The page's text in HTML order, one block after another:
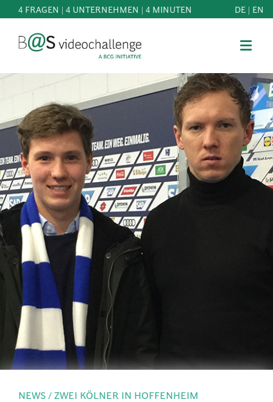
4 FRAGEN | 4 UNTERNEHMEN | 4 MINUTEN DE | EN
BEST
OF
WISSEN
&
DOWNLOADS
FAQ
SCHIRMHERRSCHAFT
NEWS
ANMELDEN
NEWS / ZWEI KÖLNER IN HOFFENHEIM
b@Svideochallenge - A BCG INITIATIVE
Registriere dich als Teilnehmer*in
Geburtsdatum*
E-Mail-Adresse*
E-Mail-Adresse*
Jetzt registrieren